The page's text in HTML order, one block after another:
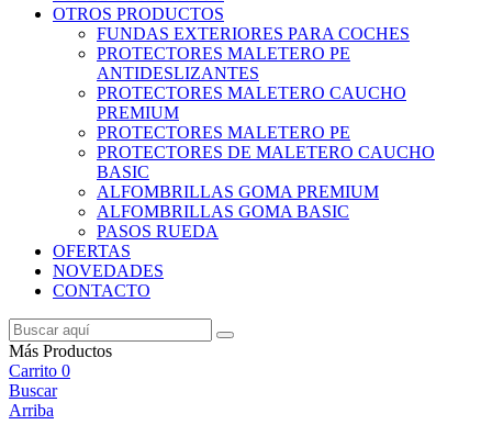
OTROS PRODUCTOS
FUNDAS EXTERIORES PARA COCHES
PROTECTORES MALETERO PE
ANTIDESLIZANTES
PROTECTORES MALETERO CAUCHO
PREMIUM
PROTECTORES MALETERO PE
PROTECTORES DE MALETERO CAUCHO
BASIC
ALFOMBRILLAS GOMA PREMIUM
ALFOMBRILLAS GOMA BASIC
PASOS RUEDA
OFERTAS
NOVEDADES
CONTACTO
Más Productos
Carrito 0
Buscar
Arriba